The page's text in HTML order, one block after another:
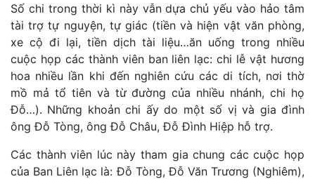
Số chi trong thời kì này vẫn dựa chủ yếu vào hảo tâm
tài trợ tự nguyện, tự giác (tiền và hiện vật văn phòng,
xe cộ đi lại, tiền dịch tài liệu…ăn uống trong nhiều
cuộc họp các thành viên ban liên lạc: chi lễ vật hương
hoa nhiều lần khi đến nghiên cứu các di tích, nơi thờ
mồ mả tổ tiên và từ đường của nhiều nhánh, chi họ
Đỗ…). Những khoản chi ấy do một số vị và gia đình
ông Đỗ Tòng, ông Đỗ Châu, Đỗ Đình Hiệp hỗ trợ.
Các thành viên lúc này tham gia chung các cuộc họp
của Ban Liên lạc là: Đỗ Tòng, Đỗ Văn Trương (Nghiêm),